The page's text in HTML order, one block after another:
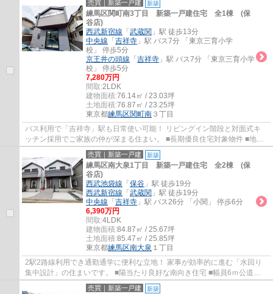
売買｜新築一戸建 新築
練馬区関町南3丁目 新築一戸建住宅 全1棟 (保
谷店)
西武新宿線 「 武蔵関 」駅 徒歩13分
中央線 「 吉祥寺 」駅 バス7分 「東京三育小学
校」 停歩5分
京王井の頭線 「 吉祥寺 」駅 バス7分 「東京三育小学
校」 停歩5分
7,280万円
間取:2LDK
建物面積:76.14㎡ / 23.03坪
土地面積:76.87㎡ / 23.25坪
東京都練馬区関町南 ３丁目
バス利用で「吉祥寺」駅も日常使い可能！ リビングイン階段と対面式キ
ッチン採用でご家族の仲が深まる住まい。 ■長期優良住宅対象物件 ■地震
に強い家(耐震等級3) ■家事便利な水回り集...
売買｜新築一戸建 新築
練馬区南大泉1丁目 新築一戸建住宅 全2棟 (保
谷店)
西武池袋線 「 保谷 」駅 徒歩19分
西武新宿線 「 武蔵関 」駅 徒歩19分
中央線 「 吉祥寺 」駅 バス26分 「小関」 停歩6分
6,390万円
間取:4LDK
建物面積:84.87㎡ / 25.67坪
土地面積:85.47㎡ / 25.85坪
東京都練馬区南大泉 １丁目
2駅2路線利用でき通勤通学に便利な立地！ 家事が効率的に進む「水回り
集中設計」の住まいです。 ■陽当たり良好な南向き住宅 ■幅員6ｍ公道に
面し駐車ラクラク ■耐震等級3取得(最上等級...
売買｜新築一戸建 新築